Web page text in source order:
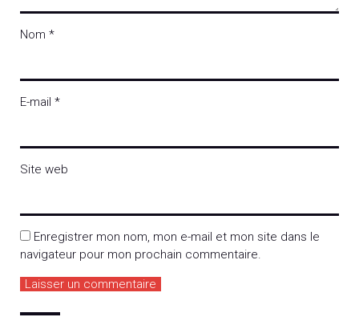
Nom *
E-mail *
Site web
Enregistrer mon nom, mon e-mail et mon site dans le
navigateur pour mon prochain commentaire.